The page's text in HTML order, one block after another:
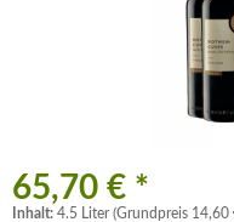
65,70 € *
Inhalt: 4.5 Liter (Grundpreis 14,60